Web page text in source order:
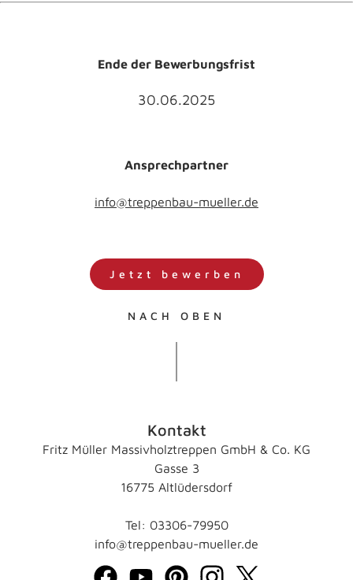
Ende der Bewerbungsfrist
30.06.2025
Ansprechpartner
info@treppenbau-mueller.de
Jetzt bewerben
NACH OBEN
Kontakt
Fritz Müller Massivholztreppen GmbH & Co. KG
Gasse 3
16775 Altlüdersdorf
Tel: 03306-79950
info@treppenbau-mueller.de